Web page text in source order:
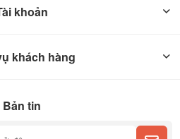
khoản
khách hàng
Bản tin